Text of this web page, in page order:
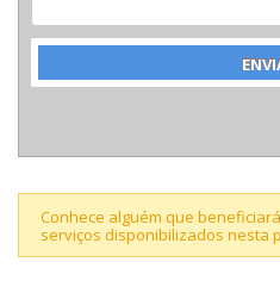
Conhece alguém que
serviços disponibilizados nesta